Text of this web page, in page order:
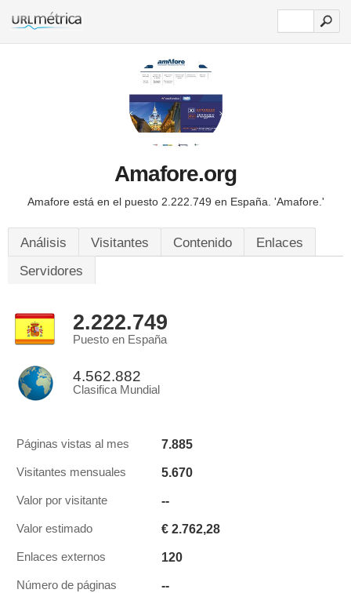
Amafore.org
Amafore está en el puesto 2.222.749 en España. 'Amafore.'
Análisis Visitantes Contenido
Enlaces
Servidores
2.222.749
Puesto en España
4.562.882
Clasifica Mundial
Páginas vistas al mes 7.885
Visitantes mensuales 5.670
Valor por visitante --
Valor estimado € 2.762,28
Enlaces externos 120
Número de páginas --